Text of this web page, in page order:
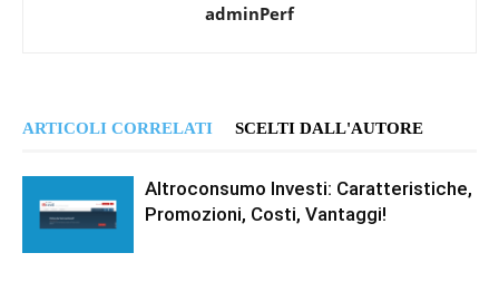
adminPerf
ARTICOLI CORRELATI SCELTI DALL'AUTORE
Altroconsumo Investi: Caratteristiche,
Promozioni, Costi, Vantaggi!